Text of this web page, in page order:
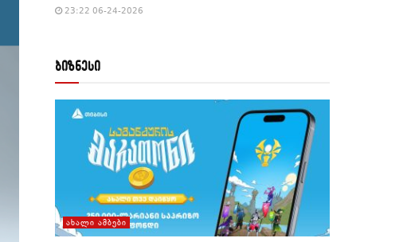
23:22 06-24-2026
ბიზნესი
ᲐᲮᲐᲚᲘ ᲐᲛᲑᲔᲑᲘ